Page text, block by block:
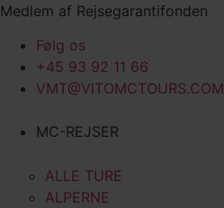
Videre
indhold
Medlem af Rejsegarantifonden
Følg os
+45 93 92 11 66
VMT@VITOMCTOURS.COM
MC-REJSER
ALLE TURE
ALPERNE